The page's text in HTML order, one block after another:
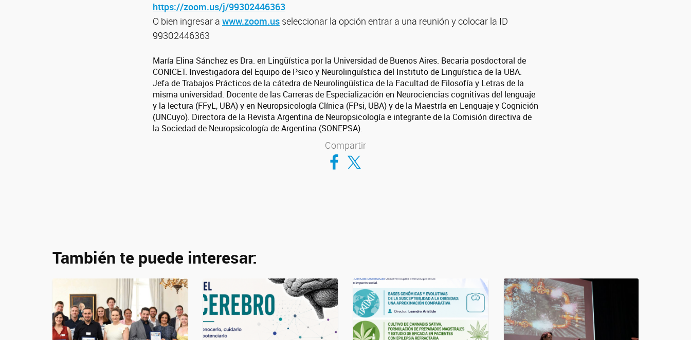
https://zoom.us/j/99302446363
O bien ingresar a www.zoom.us seleccionar la opción entrar a una reunión y colocar la ID
99302446363
María Elina Sánchez es Dra. en Lingüística por la Universidad de Buenos Aires. Becaria posdoctoral de
CONICET. Investigadora del Equipo de Psico y Neurolingüística del Instituto de Lingüística de la UBA.
Jefa de Trabajos Prácticos de la cátedra de Neurolingüística de la Facultad de Filosofía y Letras de la
misma universidad. Docente de las Carreras de Especialización en Neurociencias cognitivas del lenguaje
y la lectura (FFyL, UBA) y en Neuropsicología Clínica (FPsi, UBA) y de la Maestría en Lenguaje y Cognición
(UNCuyo). Directora de la Revista Argentina de Neuropsicología e integrante de la Comisión directiva de
la Sociedad de Neuropsicología de Argentina (SONEPSA).
Compartir
Compartir en Facebook
Compartir en Twitter
También te puede interesar: